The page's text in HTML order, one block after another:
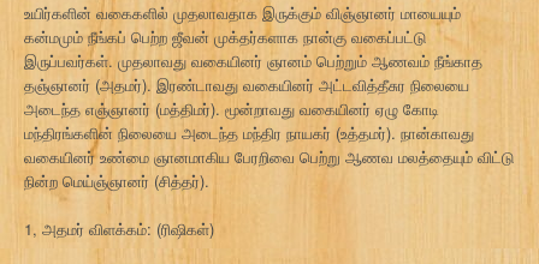
உயிர்களின் வகைகளில் முதலாவதாக இருக்கும் விஞ்ஞானர் மாயையும்
கன்மமும் நீங்கப் பெற்ற ஜீவன் முக்தர்களாக நான்கு வகைப்பட்டு
இருப்பவர்கள். முதலாவது வகையினர் ஞானம் பெற்றும் ஆணவம் நீங்காத
தஞ்ஞானர் (அதமர்). இரண்டாவது வகையினர் அட்டவித்தீசுர நிலையை
அடைந்த எஞ்ஞானர் (மத்திமர்). மூன்றாவது வகையினர் ஏழு கோடி
மந்திரங்களின் நிலையை அடைந்த மந்திர நாயகர் (உத்தமர்). நான்காவது
வகையினர் உண்மை ஞானமாகிய பேரறிவை பெற்று ஆணவ மலத்தையும் விட்டு
நின்ற மெய்ஞ்ஞானர் (சித்தர்).
1, அதமர் விளக்கம்: (ரிஷிகள்)